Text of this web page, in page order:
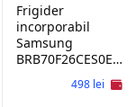
Frigider
incorporabil
Samsung
BRB70F26CES0EO,
498 lei